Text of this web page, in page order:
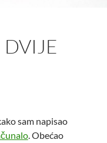
sam napisao
. Obećao